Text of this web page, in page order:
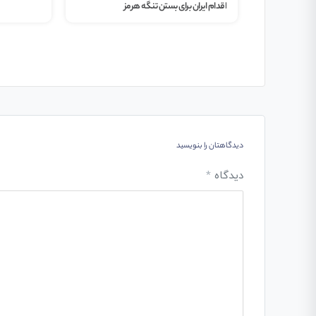
اقدام ایران برای بستن تنگه هرمز
دیدگاهتان را بنویسید
دیدگاه *